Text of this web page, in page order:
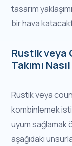
tasarım
bir hava
Rustik veya
Takımı
Rustik veya
kombinlemek
uyum sağlamak
aşağıdaki